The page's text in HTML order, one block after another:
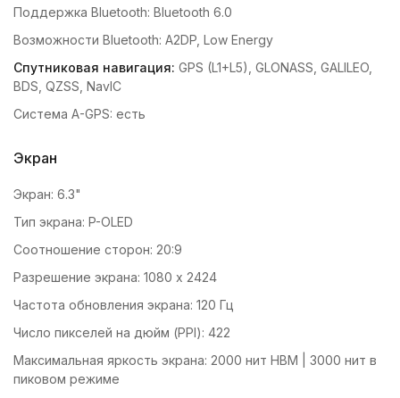
Поддержка Bluetooth: Bluetooth 6.0
Возможности Bluetooth: A2DP, Low Energy
Спутниковая навигация: GPS (L1+L5), GLONASS, GALILEO,
BDS, QZSS, NavIC
Система A-GPS: есть
Экран
Экран: 6.3"
Тип экрана: P-OLED
Соотношение сторон: 20:9
Разрешение экрана: 1080 x 2424
Частота обновления экрана: 120 Гц
Число пикселей на дюйм (PPI): 422
Максимальная яркость экрана: 2000 нит HBM | 3000 нит в
пиковом режиме